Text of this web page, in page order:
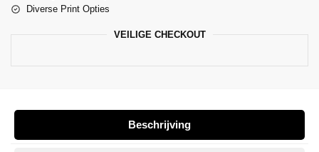
Diverse Print Opties
VEILIGE CHECKOUT
Beschrijving